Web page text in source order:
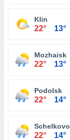
Klin
22° 13°
Mozhaisk
22° 13°
Podolsk
22° 14°
Schelkovo
22° 14°